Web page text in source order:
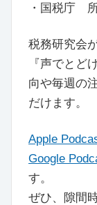
・国税庁
税務研究会
『声でとど
向や毎週の
だけます。
Apple
Google
す。
ぜひ、隙間